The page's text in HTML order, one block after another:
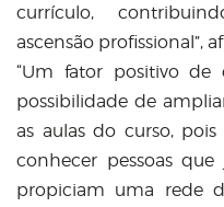
currículo,
ascensão profissional”,
“Um fator positivo de
possibilidade de
as aulas do curso,
conhecer pessoas
propiciam uma rede